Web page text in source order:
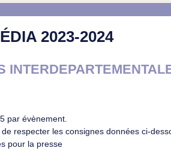
2023-2024
par évènement.
respecter les consignes données ci-
pour la presse